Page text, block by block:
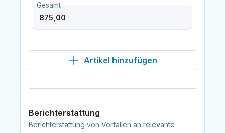
Gesamt
Artikel hinzufügen
Berichterstattung
Berichterstattung von Vorfällen an relevante